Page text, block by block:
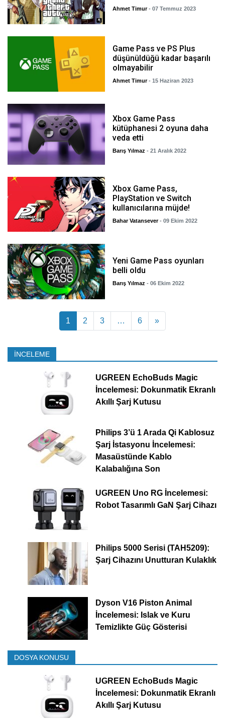
Ahmet Timur - 07 Temmuz 2023
Game Pass ve PS Plus
düşünüldüğü kadar başarılı
olmayabilir
Ahmet Timur - 15 Haziran 2023
Xbox Game Pass
kütüphanesi 2 oyuna daha
veda etti
Barış Yılmaz - 21 Aralık 2022
Xbox Game Pass,
PlayStation ve Switch
kullanıcılarına müjde!
Bahar Vatansever - 09 Ekim 2022
Yeni Game Pass oyunları
belli oldu
Barış Yılmaz - 06 Ekim 2022
Yazı dolaşımı
1 2 3 … 6 »
İNCELEME
UGREEN EchoBuds Magic
İncelemesi: Dokunmatik Ekranlı
Akıllı Şarj Kutusu
Philips 3’ü 1 Arada Qi Kablosuz
Şarj İstasyonu İncelemesi:
Masaüstünde Kablo
Kalabalığına Son
UGREEN Uno RG İncelemesi:
Robot Tasarımlı GaN Şarj Cihazı
Philips 5000 Serisi (TAH5209):
Şarj Cihazını Unutturan Kulaklık
Dyson V16 Piston Animal
İncelemesi: Islak ve Kuru
Temizlikte Güç Gösterisi
DOSYA KONUSU
UGREEN EchoBuds Magic
İncelemesi: Dokunmatik Ekranlı
Akıllı Şarj Kutusu